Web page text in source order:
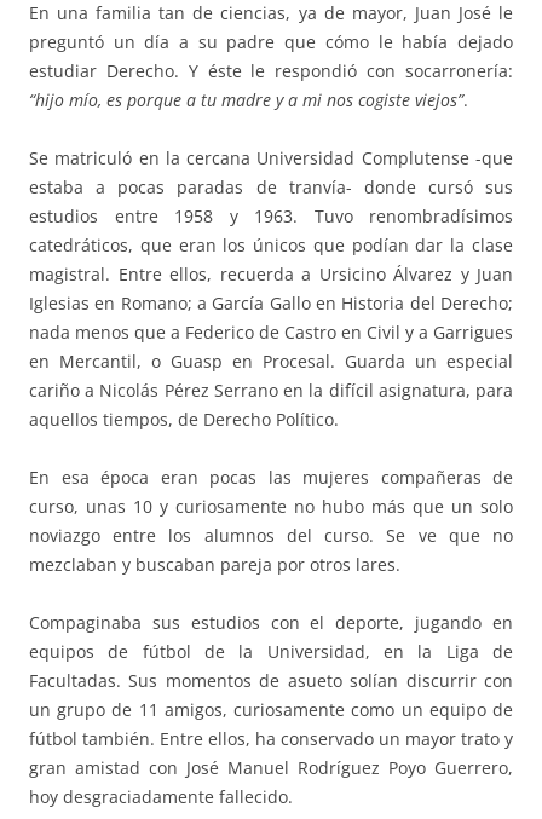
En una familia tan de ciencias, ya de mayor, Juan José le
preguntó un día a su padre que cómo le había dejado
estudiar Derecho. Y éste le respondió con socarronería:
“hijo mío, es porque a tu madre y a mi nos cogiste viejos”.
Se matriculó en la cercana Universidad Complutense -que
estaba a pocas paradas de tranvía- donde cursó sus
estudios entre 1958 y 1963. Tuvo renombradísimos
catedráticos, que eran los únicos que podían dar la clase
magistral. Entre ellos, recuerda a Ursicino Álvarez y Juan
Iglesias en Romano; a García Gallo en Historia del Derecho;
nada menos que a Federico de Castro en Civil y a Garrigues
en Mercantil, o Guasp en Procesal. Guarda un especial
cariño a Nicolás Pérez Serrano en la difícil asignatura, para
aquellos tiempos, de Derecho Político.
En esa época eran pocas las mujeres compañeras de
curso, unas 10 y curiosamente no hubo más que un solo
noviazgo entre los alumnos del curso. Se ve que no
mezclaban y buscaban pareja por otros lares.
Compaginaba sus estudios con el deporte, jugando en
equipos de fútbol de la Universidad, en la Liga de
Facultadas. Sus momentos de asueto solían discurrir con
un grupo de 11 amigos, curiosamente como un equipo de
fútbol también. Entre ellos, ha conservado un mayor trato y
gran amistad con José Manuel Rodríguez Poyo Guerrero,
hoy desgraciadamente fallecido.